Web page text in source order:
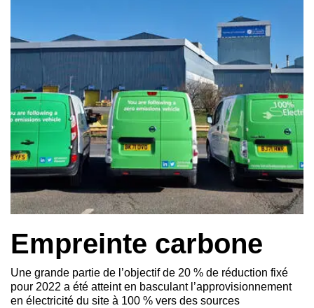
Empreinte carbone
Une grande partie de l’objectif de 20 % de réduction fixé
pour 2022 a été atteint en basculant l’approvisionnement
en électricité du site à 100 % vers des sources